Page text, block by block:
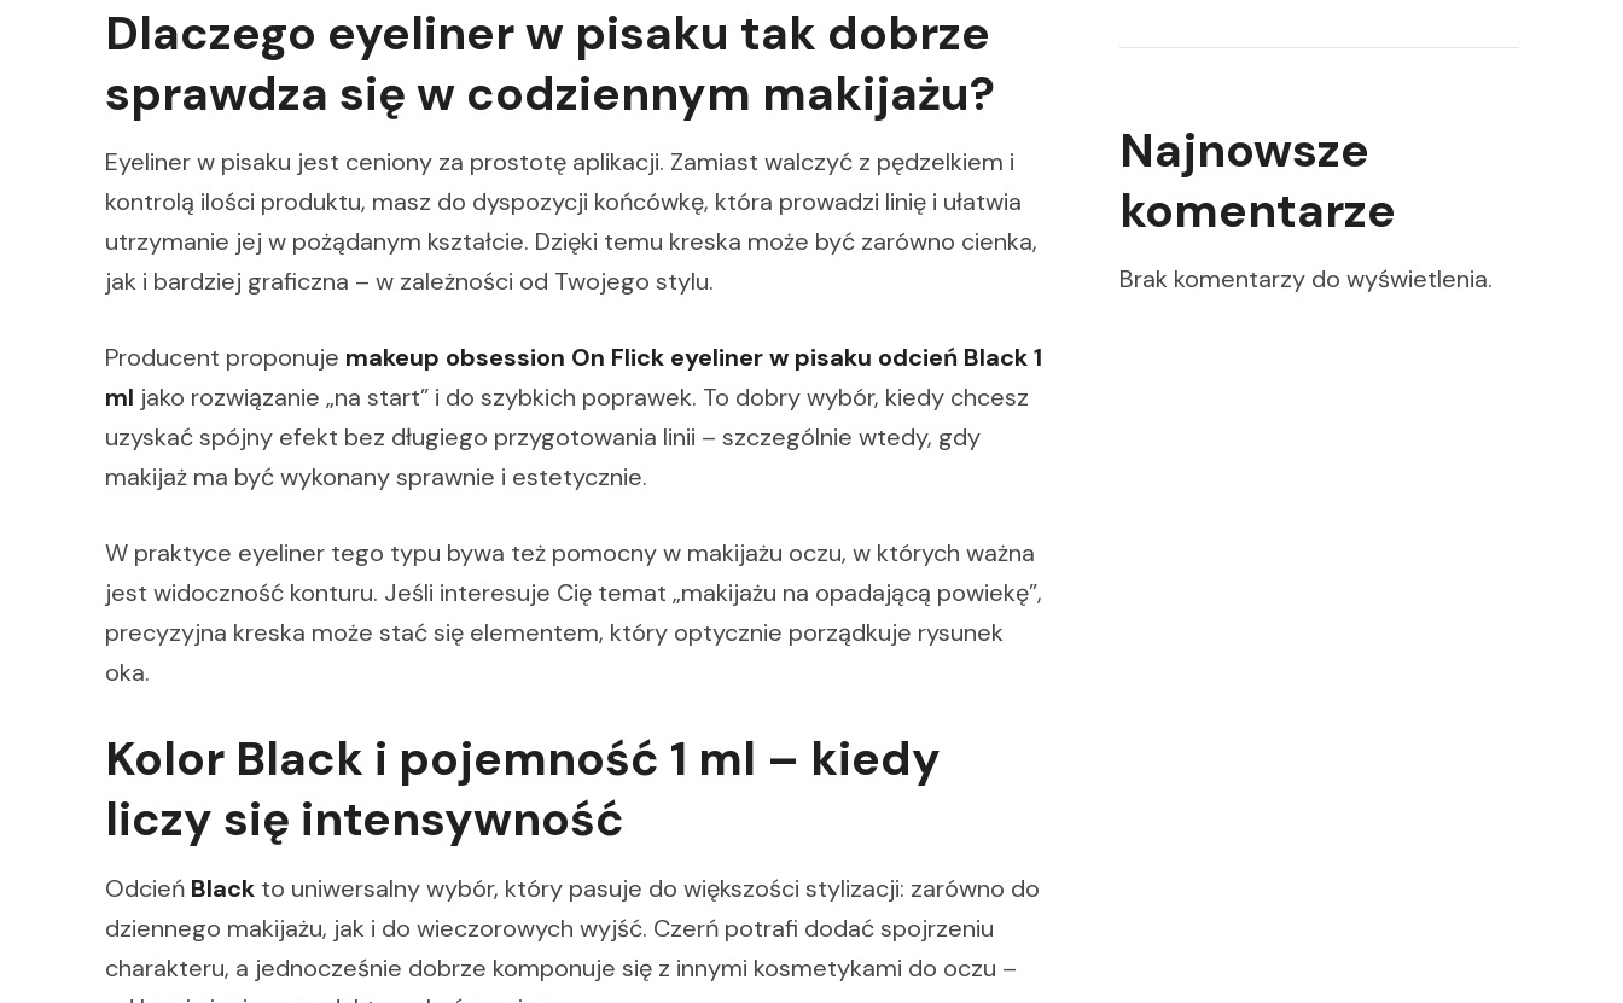
Dlaczego eyeliner w pisaku tak dobrze
sprawdza się w codziennym makijażu?
Eyeliner w pisaku jest ceniony za prostotę aplikacji. Zamiast walczyć z pędzelkiem i
kontrolą ilości produktu, masz do dyspozycji końcówkę, która prowadzi linię i ułatwia
utrzymanie jej w pożądanym kształcie. Dzięki temu kreska może być zarówno cienka,
jak i bardziej graficzna – w zależności od Twojego stylu.
Producent proponuje makeup obsession On Flick eyeliner w pisaku odcień Black 1
ml jako rozwiązanie „na start” i do szybkich poprawek. To dobry wybór, kiedy chcesz
uzyskać spójny efekt bez długiego przygotowania linii – szczególnie wtedy, gdy
makijaż ma być wykonany sprawnie i estetycznie.
W praktyce eyeliner tego typu bywa też pomocny w makijażu oczu, w których ważna
jest widoczność konturu. Jeśli interesuje Cię temat „makijażu na opadającą powiekę”,
precyzyjna kreska może stać się elementem, który optycznie porządkuje rysunek
oka.
Kolor Black i pojemność 1 ml – kiedy
liczy się intensywność
Odcień Black to uniwersalny wybór, który pasuje do większości stylizacji: zarówno do
dziennego makijażu, jak i do wieczorowych wyjść. Czerń potrafi dodać spojrzeniu
charakteru, a jednocześnie dobrze komponuje się z innymi kosmetykami do oczu –
Najnowsze
komentarze
Brak komentarzy do wyświetlenia.